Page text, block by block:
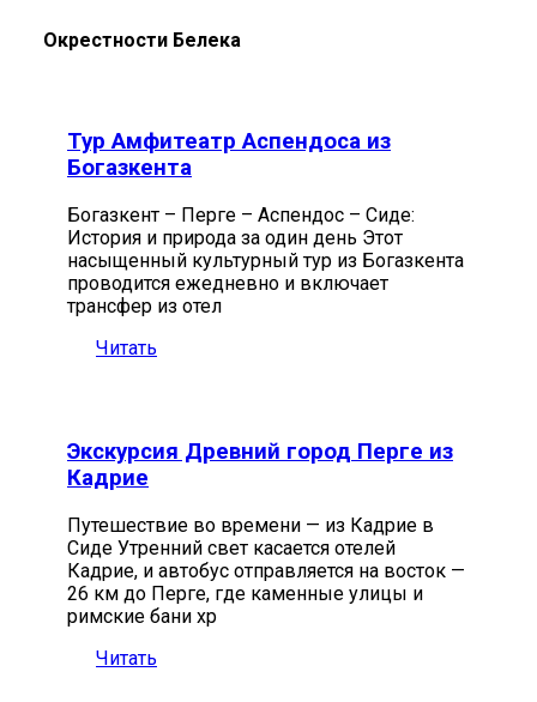
Окрестности Белека
Тур Амфитеатр Аспендоса из
Богазкента
Богазкент – Перге – Аспендос – Сиде:
История и природа за один день Этот
насыщенный культурный тур из Богазкента
проводится ежедневно и включает
трансфер из отел
Читать
Экскурсия Древний город Перге из
Кадрие
Путешествие во времени — из Кадрие в
Сиде Утренний свет касается отелей
Кадрие, и автобус отправляется на восток —
26 км до Перге, где каменные улицы и
римские бани хр
Читать